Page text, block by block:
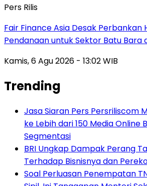
Pers Rilis
Fair Finance Asia Desak Perbankan
Pendanaan untuk Sektor Batu Bara
Kamis, 6 Agu 2026 - 13:02 WIB
Trending
Jasa Siaran Pers Persriliscom
ke Lebih dari 150 Media Online
Segmentasi
BRI Ungkap Dampak Perang
Terhadap Bisnisnya dan
Soal Perluasan Penempatan